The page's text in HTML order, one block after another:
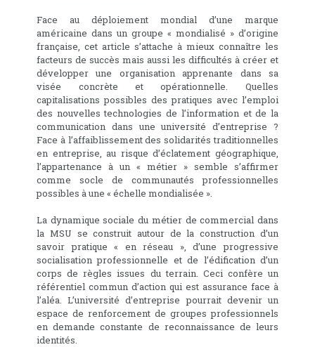
Face au déploiement mondial d’une marque
américaine dans un groupe « mondialisé » d’origine
française, cet article s’attache à mieux connaître les
facteurs de succès mais aussi les difficultés à créer et
développer une organisation apprenante dans sa
visée concrète et opérationnelle. Quelles
capitalisations possibles des pratiques avec l’emploi
des nouvelles technologies de l’information et de la
communication dans une université d’entreprise ?
Face à l’affaiblissement des solidarités traditionnelles
en entreprise, au risque d’éclatement géographique,
l’appartenance à un « métier » semble s’affirmer
comme socle de communautés professionnelles
possibles à une « échelle mondialisée ».
La dynamique sociale du métier de commercial dans
la MSU se construit autour de la construction d’un
savoir pratique « en réseau », d’une progressive
socialisation professionnelle et de l’édification d’un
corps de règles issues du terrain. Ceci confère un
référentiel commun d’action qui est assurance face à
l’aléa. L’université d’entreprise pourrait devenir un
espace de renforcement de groupes professionnels
en demande constante de reconnaissance de leurs
identités.